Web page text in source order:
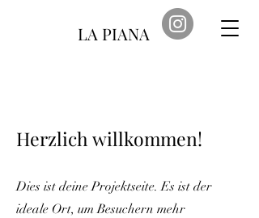
LA PIANA
Herzlich willkommen!
Dies ist deine Projektseite. Es ist der
ideale Ort, um Besuchern mehr